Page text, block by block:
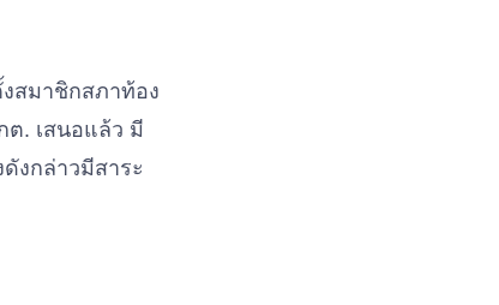
สมาชิกสภาท้อง
ต. เสนอแล้ว มี
งกล่าวมีสาระ